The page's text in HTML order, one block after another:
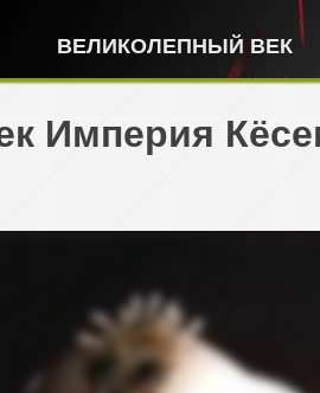
ВЕЛИКОЛЕПНЫЙ ВЕК
Империя